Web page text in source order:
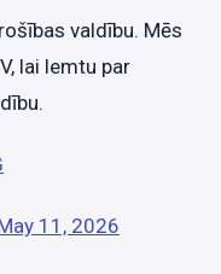
valdību. Mēs
lai lemtu par
11, 2026